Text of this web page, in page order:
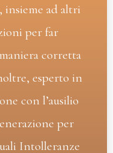
insieme ad altri
per far
corretta
esperto in
con l’ausilio
per
Intolleranze